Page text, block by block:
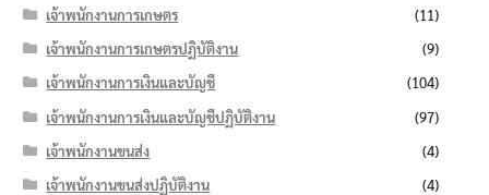
เจ้าพนักงานการเกษตร
(11)
เจ้าพนักงานการเกษตรปฏิบัติงาน
(9)
เจ้าพนักงานการเงินและบัญชี
(104)
เจ้าพนักงานการเงินและบัญชีปฏิบัติงาน
(97)
เจ้าพนักงานขนส่ง
(4)
เจ้าพนักงานขนส่งปฏิบัติงาน
(4)